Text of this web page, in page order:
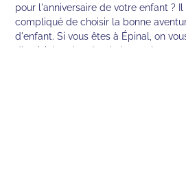
pour l'anniversaire de votre enfant ?
compliqué de choisir la bonne
d'enfant. Si vous êtes à Épinal, on
d'activités adaptées à de nombreux